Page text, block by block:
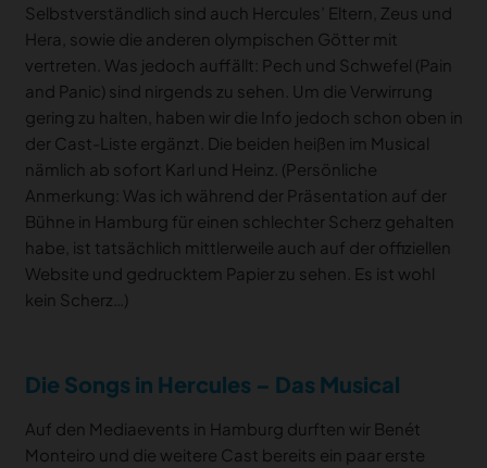
Selbstverständlich sind auch Hercules’ Eltern, Zeus und
Hera, sowie die anderen olympischen Götter mit
vertreten. Was jedoch auffällt: Pech und Schwefel (Pain
and Panic) sind nirgends zu sehen. Um die Verwirrung
gering zu halten, haben wir die Info jedoch schon oben in
der Cast-Liste ergänzt. Die beiden heißen im Musical
nämlich ab sofort Karl und Heinz. (Persönliche
Anmerkung: Was ich während der Präsentation auf der
Bühne in Hamburg für einen schlechter Scherz gehalten
habe, ist tatsächlich mittlerweile auch auf der offiziellen
Website und gedrucktem Papier zu sehen. Es ist wohl
kein Scherz…)
Die Songs in Hercules – Das Musical
Auf den Mediaevents in Hamburg durften wir Benét
Monteiro und die weitere Cast bereits ein paar erste